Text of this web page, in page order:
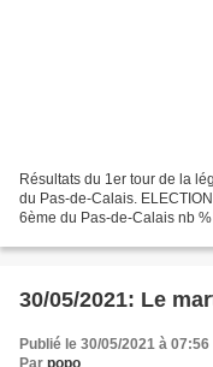
Résultats du 1er tour de la
du Pas-de-Calais. ELECTIONS LEGISLATIVES 1ER TOUR 30.05.2021/
6ème du Pas-de-Calais nb
30/05/2021: Le
Publié le 30/05/2021 à 07:56
Par popo